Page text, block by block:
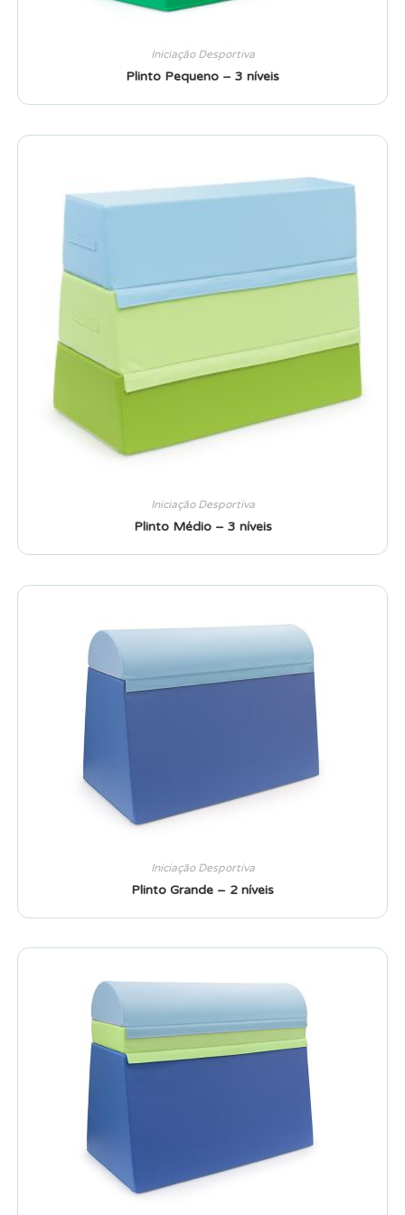
Iniciação Desportiva
Plinto Pequeno – 3 níveis
Iniciação Desportiva
Plinto Médio – 3 níveis
Iniciação Desportiva
Plinto Grande – 2 níveis